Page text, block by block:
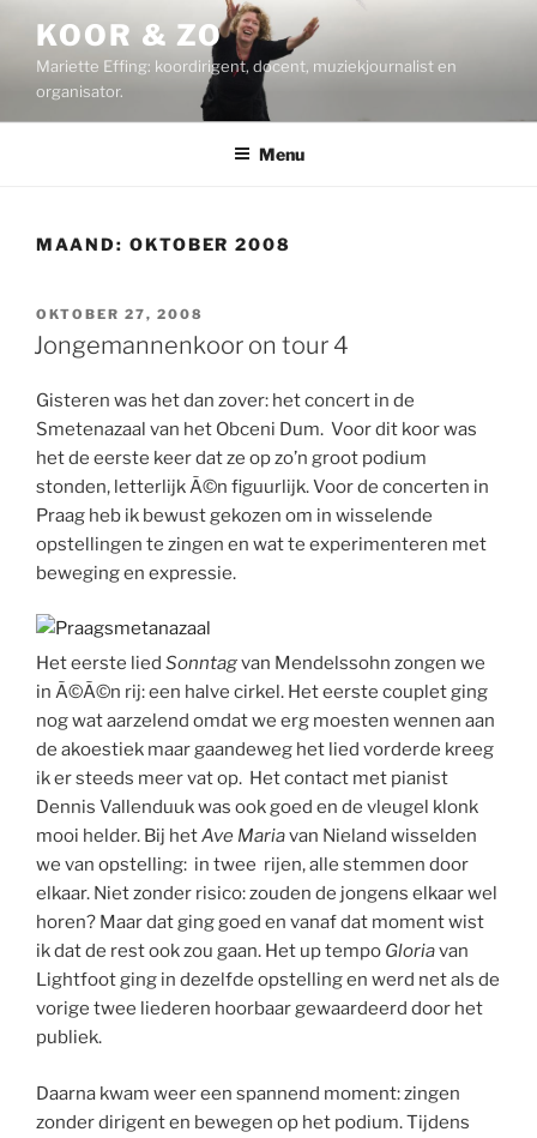
inhoud
KOOR & ZO
Mariette Effing: koordirigent, docent, muziekjournalist en
organisator.
Menu
MAAND: OKTOBER 2008
GEPLAATST
OP
OKTOBER 27, 2008
Jongemannenkoor on tour 4
Gisteren was het dan zover: het concert in de
Smetenazaal van het Obceni Dum. Voor dit koor was
het de eerste keer dat ze op zo’n groot podium
stonden, letterlijk Ã©n figuurlijk. Voor de concerten in
Praag heb ik bewust gekozen om in wisselende
opstellingen te zingen en wat te experimenteren met
beweging en expressie.
Het eerste lied Sonntagvan Mendelssohn zongen we
in Ã©Ã©n rij: een halve cirkel. Het eerste couplet ging
nog wat aarzelend omdat we erg moesten wennen aan
de akoestiek maar gaandeweg het lied vorderde kreeg
ik er steeds meer vat op. Het contact met pianist
Dennis Vallenduuk was ook goed en de vleugel klonk
mooi helder. Bij hetAve Mariavan Nieland wisselden
we van opstelling: in twee rijen, alle stemmen door
elkaar. Niet zonder risico: zouden de jongens elkaar wel
horen? Maar dat ging goed en vanaf dat moment wist
ik dat de rest ook zou gaan. Het up tempo Gloriavan
Lightfoot ging in dezelfde opstelling en werd net als de
vorige twee liederen hoorbaar gewaardeerd door het
publiek.
Daarna kwam weer een spannend moment: zingen
zonder dirigent en bewegen op het podium. Tijdens